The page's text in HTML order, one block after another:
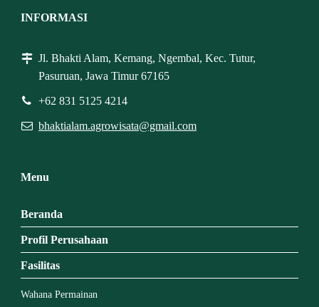
INFORMASI
Jl. Bhakti Alam, Kemang, Ngembal, Kec. Tutur,
Pasuruan, Jawa Timur 67165
+62 831 5125 4214
bhaktialam.agrowisata@gmail.com
Menu
Beranda
Profil Perusahaan
Fasilitas
Wahana Permainan